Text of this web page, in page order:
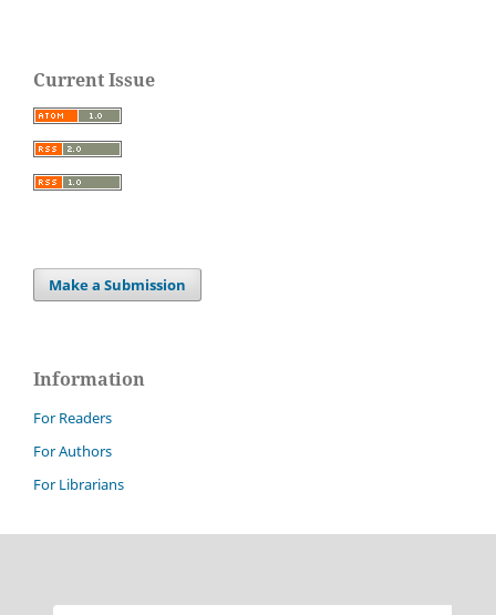
Current Issue
Make a Submission
Information
For Readers
For Authors
For Librarians